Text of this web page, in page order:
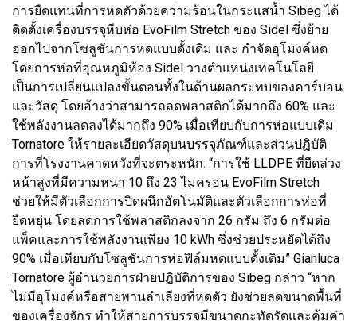
การยืดแทนที่การหดตัวด้วยความร้อนในกระแสน้ำ Sibeg ได้
ติดตั้งเครื่องบรรจุหีบห่อ EvoFilm Stretch ของ Sidel ซึ่งย้าย
ออกไปจากโซลูชันการหดแบบดั้งเดิม และ กำจัดอุโมงค์หด
โดยการห่อที่อุณหภูมิห้อง Sidel วางตำแหน่งเทคโนโลยี
เป็นการเปลี่ยนแปลงขั้นตอนทั้งในด้านผลกระทบของคาร์บอน
และวัสดุ โดยอ้างว่าสามารถลดพลาสติกได้มากถึง 60% และ
ใช้พลังงานลดลงได้มากถึง 90% เมื่อเทียบกับการห่อแบบเดิม
Tornatore ให้รายละเอียดวัสดุบนบรรจุภัณฑ์และส่วนปฏิบัติ
การที่โรงงานคาดหวังที่จะตระหนัก: “การใช้ LLDPE ที่ยืดล่วง
หน้าสูงที่มีความหนา 10 ถึง 23 ไมครอน EvoFilm Stretch
ช่วยให้มีตัวเลือกการปิดผนึกอัตโนมัติและตัวเลือกการห่อที่
ยืดหยุ่น โดยลดการใช้พลาสติกลงจาก 26 กรัม ถึง 6 กรัมต่อ
แพ็คและการใช้พลังงานเพียง 10 kWh ซึ่งช่วยประหยัดได้ถึง
90% เมื่อเทียบกับโซลูชันการห่อฟิล์มหดแบบดั้งเดิม” Gianluca
Tornatore ผู้อำนวยการฝ่ายปฏิบัติการของ Sibeg กล่าว “หาก
ไม่มีอุโมงค์หรือสายพานลำเลียงที่หดตัว ยังช่วยลดขนาดพื้นที่
ของเครื่องจักร ทำให้สายการบรรจุมีขนาดกะทัดรัดและคุ้มค่า